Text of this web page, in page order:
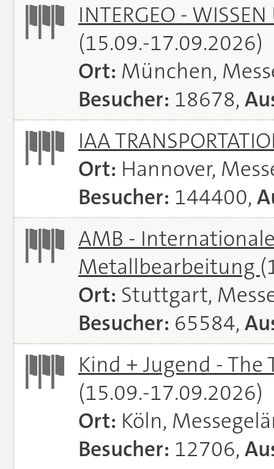
INTERGEO -
(15.09.-17.09.2026)
Ort: München,
Besucher: 18678,
IAA
Ort: Hannover,
Besucher: 144400,
AMB -
Metallbearbeitung
Ort: Stuttgart,
Besucher: 65584,
Kind + Jugend - The
(15.09.-17.09.2026)
Ort: Köln,
Besucher: 12706,